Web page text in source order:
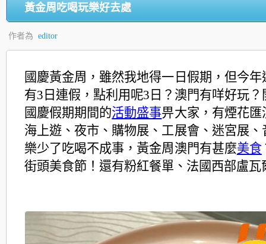
黃金周吃喝玩樂好去處
作者為 editor
國慶黃金周，雖然我地得一日假期，但今
有3日連假，點利用呢3日？澳門有咩好玩
國慶假期期間的活動盛事畀大家，有煙花匯
海上遊、夜市、購物展、工展會、迷宮展、
樂少了吃喝不成事，黃金周澳門有甚麼美食
街頭美食節！還有粉紅餐單、法國西部盧瓦